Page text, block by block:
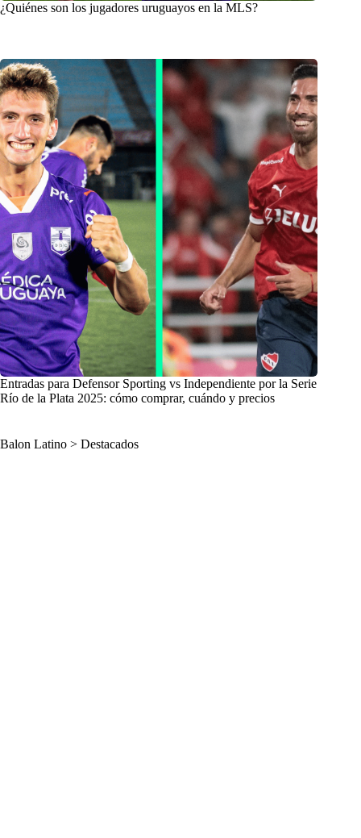
¿Quiénes son los jugadores uruguayos en la MLS?
Entradas para Defensor Sporting vs Independiente por la Serie
Río de la Plata 2025: cómo comprar, cuándo y precios
Balon Latino > Destacados